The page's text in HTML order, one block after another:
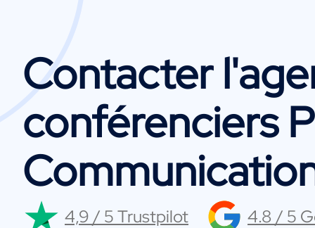
Contacter
conférenciers
4,9 / 5 Trustpilot 4.8 / 5